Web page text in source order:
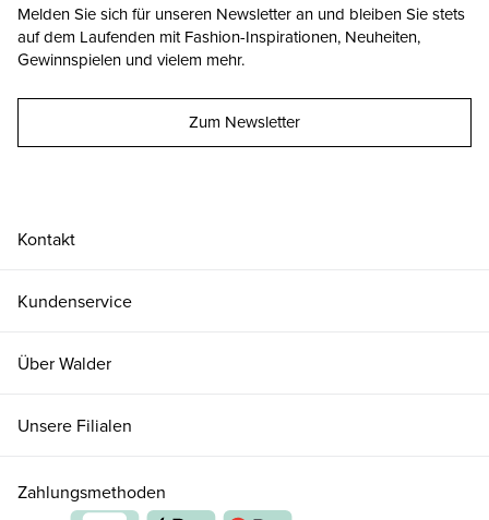
Kontakt
Kundenservice
Über Walder
Unsere Filialen
Melden Sie sich für unseren Newsletter an und bleiben Sie stets
auf dem Laufenden mit Fashion-Inspirationen, Neuheiten,
Gewinnspielen und vielem mehr.
Zum Newsletter
Zahlungsmethoden